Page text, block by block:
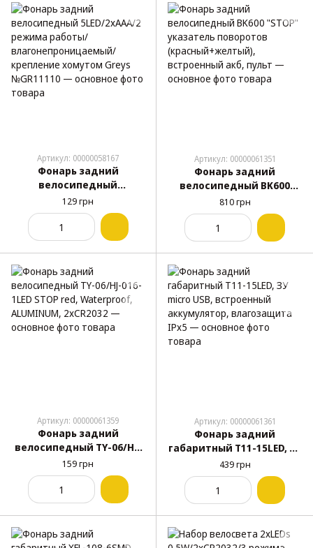
Артикул: 00000058167
Фонарь задний
велосипедный
5LED/2xAAA/2 режима
работы/
влагонепроницаемый/
крепление хомутом
Greys №GR11110
129 грн
Артикул: 00000061351
Фонарь задний
велосипедный BK600
"STOP" указатель
поворотов
(красный+желтый),
встроенный акб, пульт
810 грн
Артикул: 00000061359
Фонарь задний
велосипедный TY-06/HJ-
016-1LED STOP red,
Waterproof, ALUMINUM,
2хCR2032
159 грн
Артикул: 00000061361
Фонарь задний
габаритный T11-15LED, ЗУ
micro USB, встроенный
аккумулятор,
влагозащита IPx5
439 грн